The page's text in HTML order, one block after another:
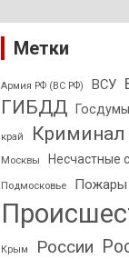
Метки
Армия РФ (ВС РФ) ВСУ
ГИБДД Госдумы
край Криминал
Москвы Несчастные
Подмосковье Пожары
Крым России